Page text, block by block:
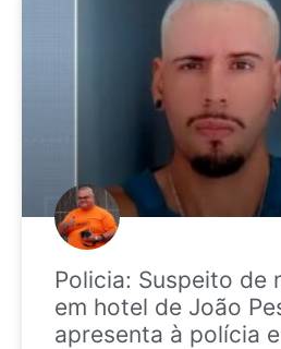
Policia: Suspeito de
em hotel de João
apresenta à polícia